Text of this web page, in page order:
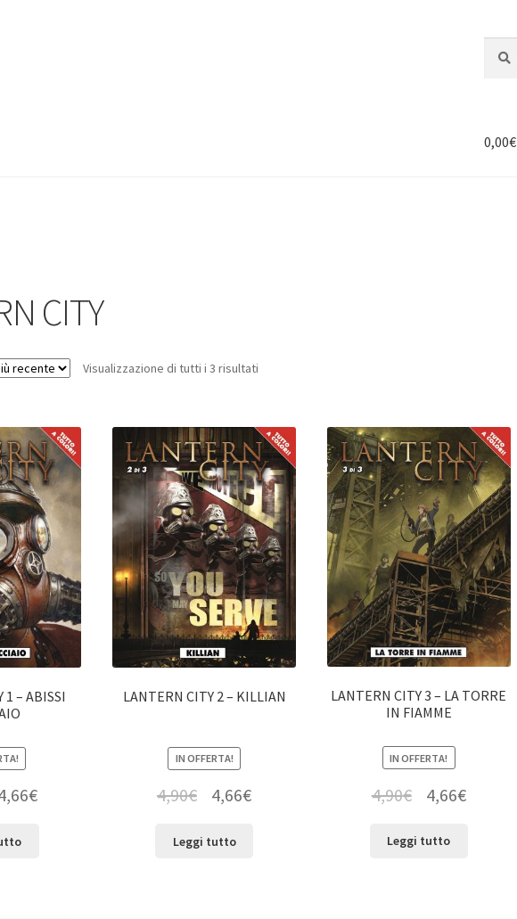
0,00€
CITY
Visualizzazione di tutti i 3 risultati
1 – ABISSI
€
LANTERN CITY 2 – KILLIAN
IN OFFERTA!
4,90€ 4,66€
Leggi tutto
LANTERN CITY 3 – LA TORRE
IN FIAMME
IN OFFERTA!
4,90€ 4,66€
Leggi tutto